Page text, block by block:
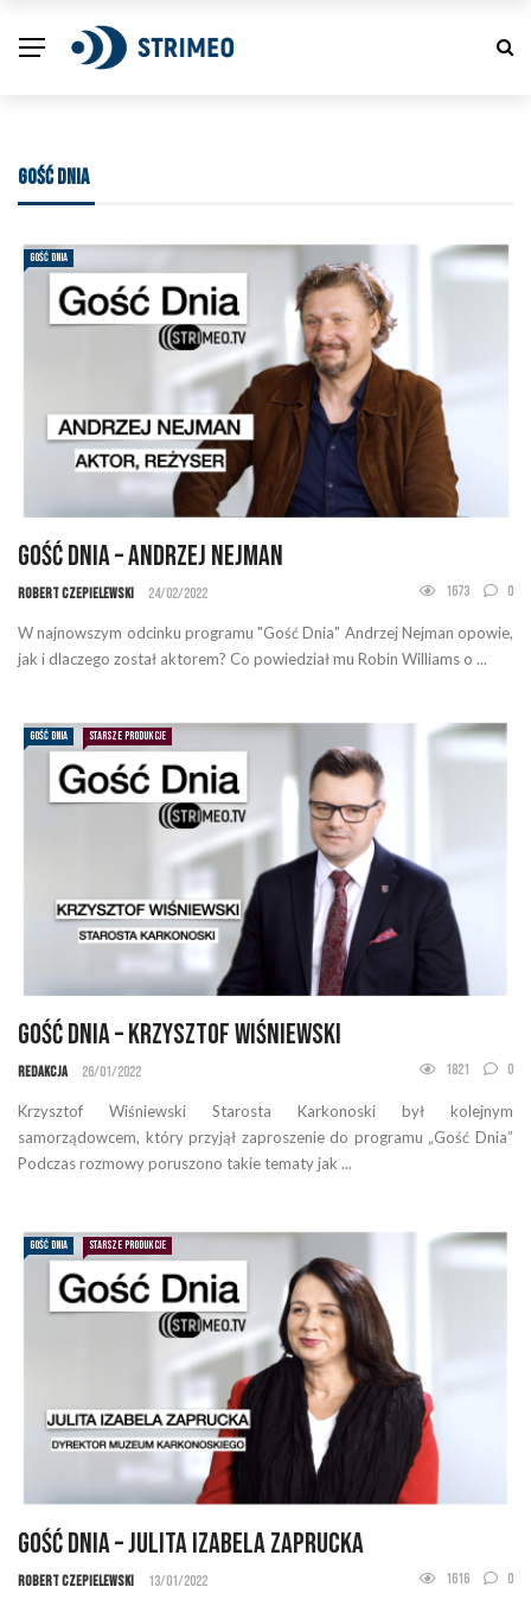
GOŚĆ DNIA
GOŚĆ DNIA
Gość Dnia – Andrzej Nejman
Robert Czepielewski 24/02/2022 1673 0
W najnowszym odcinku programu "Gość Dnia" Andrzej Nejman opowie,
jak i dlaczego został aktorem? Co powiedział mu Robin Williams o ...
GOŚĆ DNIA STARSZE PRODUKCJE
Gość Dnia – Krzysztof Wiśniewski
Redakcja 26/01/2022 1821 0
Krzysztof Wiśniewski Starosta Karkonoski był kolejnym
samorządowcem, który przyjął zaproszenie do programu „Gość Dnia”
Podczas rozmowy poruszono takie tematy jak ...
GOŚĆ DNIA STARSZE PRODUKCJE
Gość Dnia – Julita Izabela Zaprucka
Robert Czepielewski 13/01/2022 1616 0